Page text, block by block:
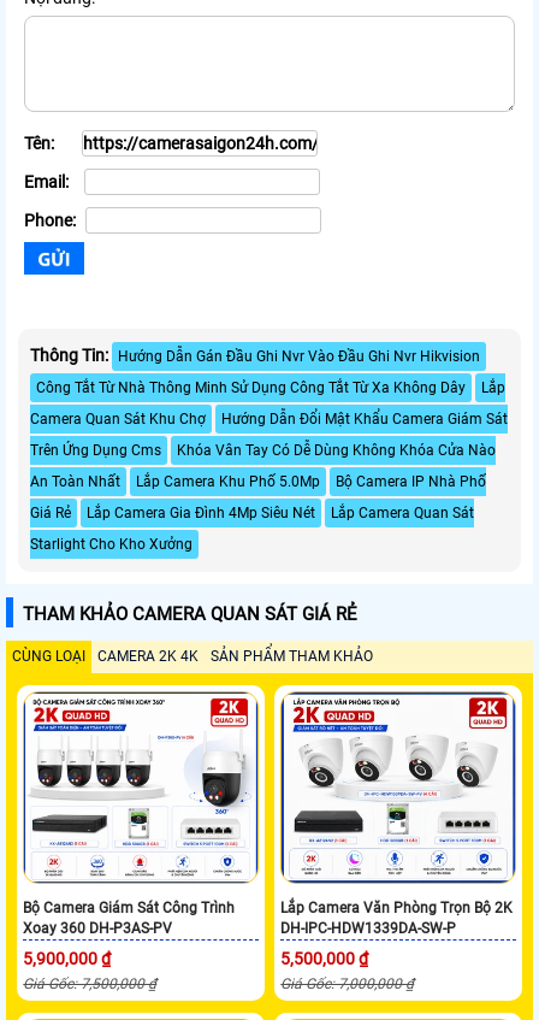
Tên:
Email:
Phone:
Thông Tin:
Hướng Dẫn Gán Đầu Ghi Nvr Vào Đầu Ghi Nvr Hikvision
Công Tắt Từ Nhà Thông Minh Sử Dụng Công Tắt Từ Xa Không Dây
Lắp
Camera Quan Sát Khu Chợ
Hướng Dẫn Đổi Mật Khẩu Camera Giám Sát
Trên Ứng Dụng Cms
Khóa Vân Tay Có Dễ Dùng Không Khóa Cửa Nào
An Toàn Nhất
Lắp Camera Khu Phố 5.0Mp
Bộ Camera IP Nhà Phố
Giá Rẻ
Lắp Camera Gia Đình 4Mp Siêu Nét
Lắp Camera Quan Sát
Starlight Cho Kho Xưởng
THAM KHẢO CAMERA QUAN SÁT GIÁ RẺ
CÙNG LOẠI CAMERA 2K 4K SẢN PHẨM THAM KHẢO
Bộ Camera Giám Sát Công Trình
Xoay 360 DH-P3AS-PV
5,900,000 ₫
Giá Gốc: 7,500,000 ₫
Lắp Camera Văn Phòng Trọn Bộ 2K
DH-IPC-HDW1339DA-SW-P
5,500,000 ₫
Giá Gốc: 7,000,000 ₫